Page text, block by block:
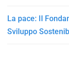
La pace: Il
Sviluppo